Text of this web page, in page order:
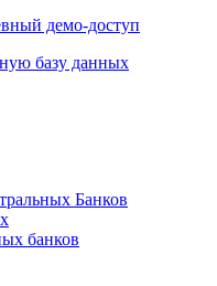
базу данных
Банков